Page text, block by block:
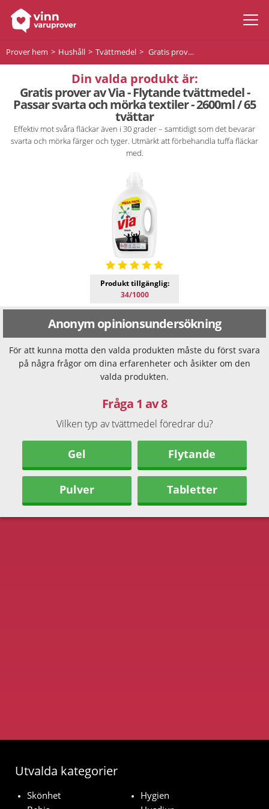
Prover hem Hushåll Tvättmedel Gratis prover av Via - Flytande tvättmedel - Passar svarta och mörka textiler - 2600ml / 65 tvättar
Din valda produkt är:
Gratis prover av Via - Flytande tvättmedel -
Passar svarta och mörka textiler - 2600ml / 65
tvättar
Effektiv mot svåra fläckar även i 30 grader – samtidigt som det bevarar
svarta och mörka färger och tyger. Utmärkt att förbehandla tuffa fläckar
med.
Produkt tillgänglig:
34/1000
Anonym opinionsundersökning
För att kunna motta den valda produkten måste du först svara
på några frågor om dina erfarenheter och åsikter om den
valda produkten.
Fråga 1 av 8
Vilken typ av tvättmedel föredrar du?
Gel Flytande
Pulver Tabletter
Utvalda kategorier
Skönhet
Hygien